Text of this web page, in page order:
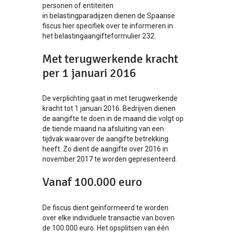
personen of entiteiten
in belastingparadijzen dienen de Spaanse
fiscus hier specifiek over te informeren in
het belastingaangifteformulier 232.
Met terugwerkende kracht
per 1 januari 2016
De verplichting gaat in met terugwerkende
kracht tot 1 januari 2016. Bedrijven dienen
de aangifte te doen in de maand die volgt op
de tiende maand na afsluiting van een
tijdvak waarover de aangifte betrekking
heeft. Zo dient de aangifte over 2016 in
november 2017 te worden gepresenteerd.
Vanaf 100.000 euro
De fiscus dient geinformeerd te worden
over elke individuele transactie van boven
de 100.000 euro. Het opsplitsen van één